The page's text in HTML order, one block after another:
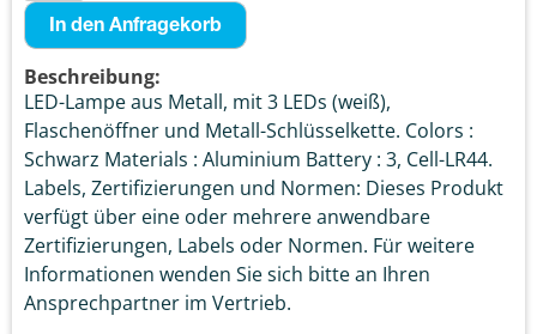
In den Anfragekorb
Beschreibung:
LED-Lampe aus Metall, mit 3 LEDs (weiß),
Flaschenöffner und Metall-Schlüsselkette. Colors :
Schwarz Materials : Aluminium Battery : 3, Cell-LR44.
Labels, Zertifizierungen und Normen: Dieses Produkt
verfügt über eine oder mehrere anwendbare
Zertifizierungen, Labels oder Normen. Für weitere
Informationen wenden Sie sich bitte an Ihren
Ansprechpartner im Vertrieb.